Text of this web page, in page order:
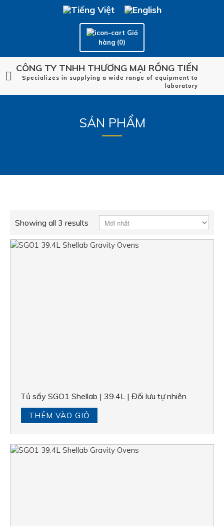
Giỏ
hàng (0)
CÔNG TY TNHH THƯƠNG MẠI RỒNG TIẾN
Specializes in supplying a wide range of equipment to
laboratory
SẢN PHẨM
Showing all 3 results
Tủ sấy SGO1 Shellab | 39.4L | Đối lưu tự nhiên
THÊM VÀO GIỎ